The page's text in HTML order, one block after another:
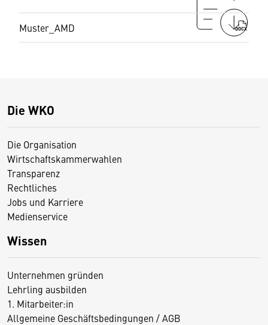
Muster_AMD DOCX
Die WKO
Die Organisation
Wirtschaftskammerwahlen
Transparenz
Rechtliches
Jobs und Karriere
Medienservice
Wissen
Unternehmen gründen
Lehrling ausbilden
1. Mitarbeiter:in
Allgemeine Geschäftsbedingungen / AGB